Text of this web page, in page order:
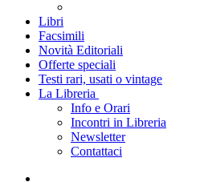
Libri
Facsimili
Novità Editoriali
Offerte speciali
Testi rari, usati o vintage
La Libreria
Info e Orari
Incontri in Libreria
Newsletter
Contattaci